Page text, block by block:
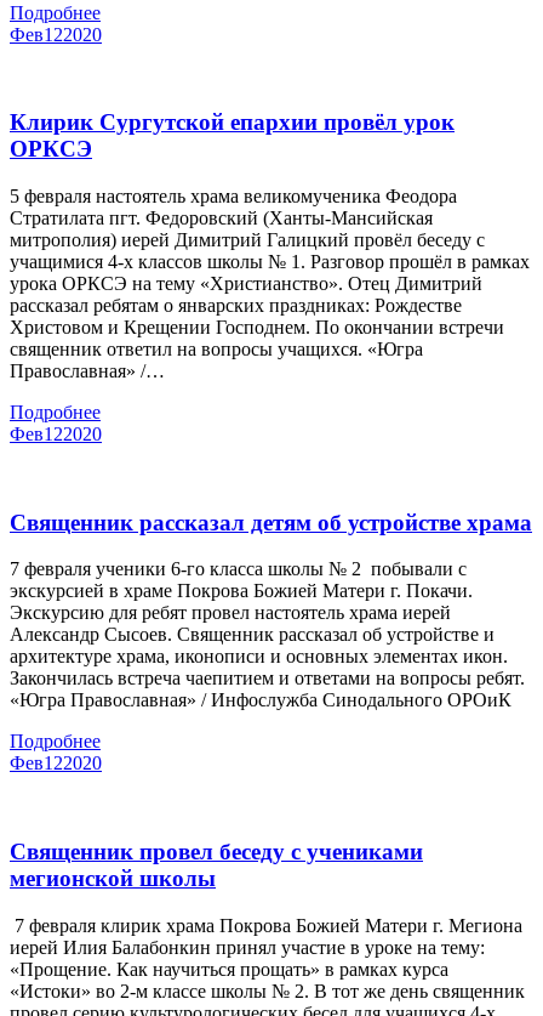
Подробнее
Фев122020
Клирик Сургутской епархии провёл урок
ОРКСЭ
5 февраля настоятель храма великомученика Феодора
Стратилата пгт. Федоровский (Ханты-Мансийская
митрополия) иерей Димитрий Галицкий провёл беседу с
учащимися 4-х классов школы № 1. Разговор прошёл в рамках
урока ОРКСЭ на тему «Христианство». Отец Димитрий
рассказал ребятам о январских праздниках: Рождестве
Христовом и Крещении Господнем. По окончании встречи
священник ответил на вопросы учащихся. «Югра
Православная» /…
Подробнее
Фев122020
Священник рассказал детям об устройстве храма
7 февраля ученики 6-го класса школы № 2 побывали с
экскурсией в храме Покрова Божией Матери г. Покачи.
Экскурсию для ребят провел настоятель храма иерей
Александр Сысоев. Священник рассказал об устройстве и
архитектуре храма, иконописи и основных элементах икон.
Закончилась встреча чаепитием и ответами на вопросы ребят.
«Югра Православная» / Инфослужба Синодального ОРОиК
Подробнее
Фев122020
Священник провел беседу с учениками
мегионской школы
7 февраля клирик храма Покрова Божией Матери г. Мегиона
иерей Илия Балабонкин принял участие в уроке на тему:
«Прощение. Как научиться прощать» в рамках курса
«Истоки» во 2-м классе школы № 2. В тот же день священник